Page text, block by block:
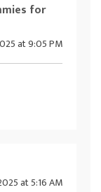
for
at 9:05 PM
at 5:16 AM